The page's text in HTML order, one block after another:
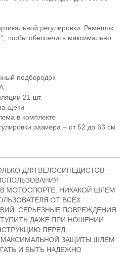
регулировки. Ремешок
чтобы обеспечить максимально
подбородок
21 шт.
щеки
в комплекте
размера – от 52 до 63 см
ДЛЯ ВЕЛОСИПЕДИСТОВ –
МОТОСПОРТЕ. НИКАКОЙ ШЛЕМ
ОТ ВСЕХ
СЕРЬЕЗНЫЕ ПОВРЕЖДЕНИЯ
ДАЖЕ ПРИ НОШЕНИИ
ПЕРЕД
ЗАЩИТЫ ШЛЕМ
И БЫТЬ НАДЕЖНО